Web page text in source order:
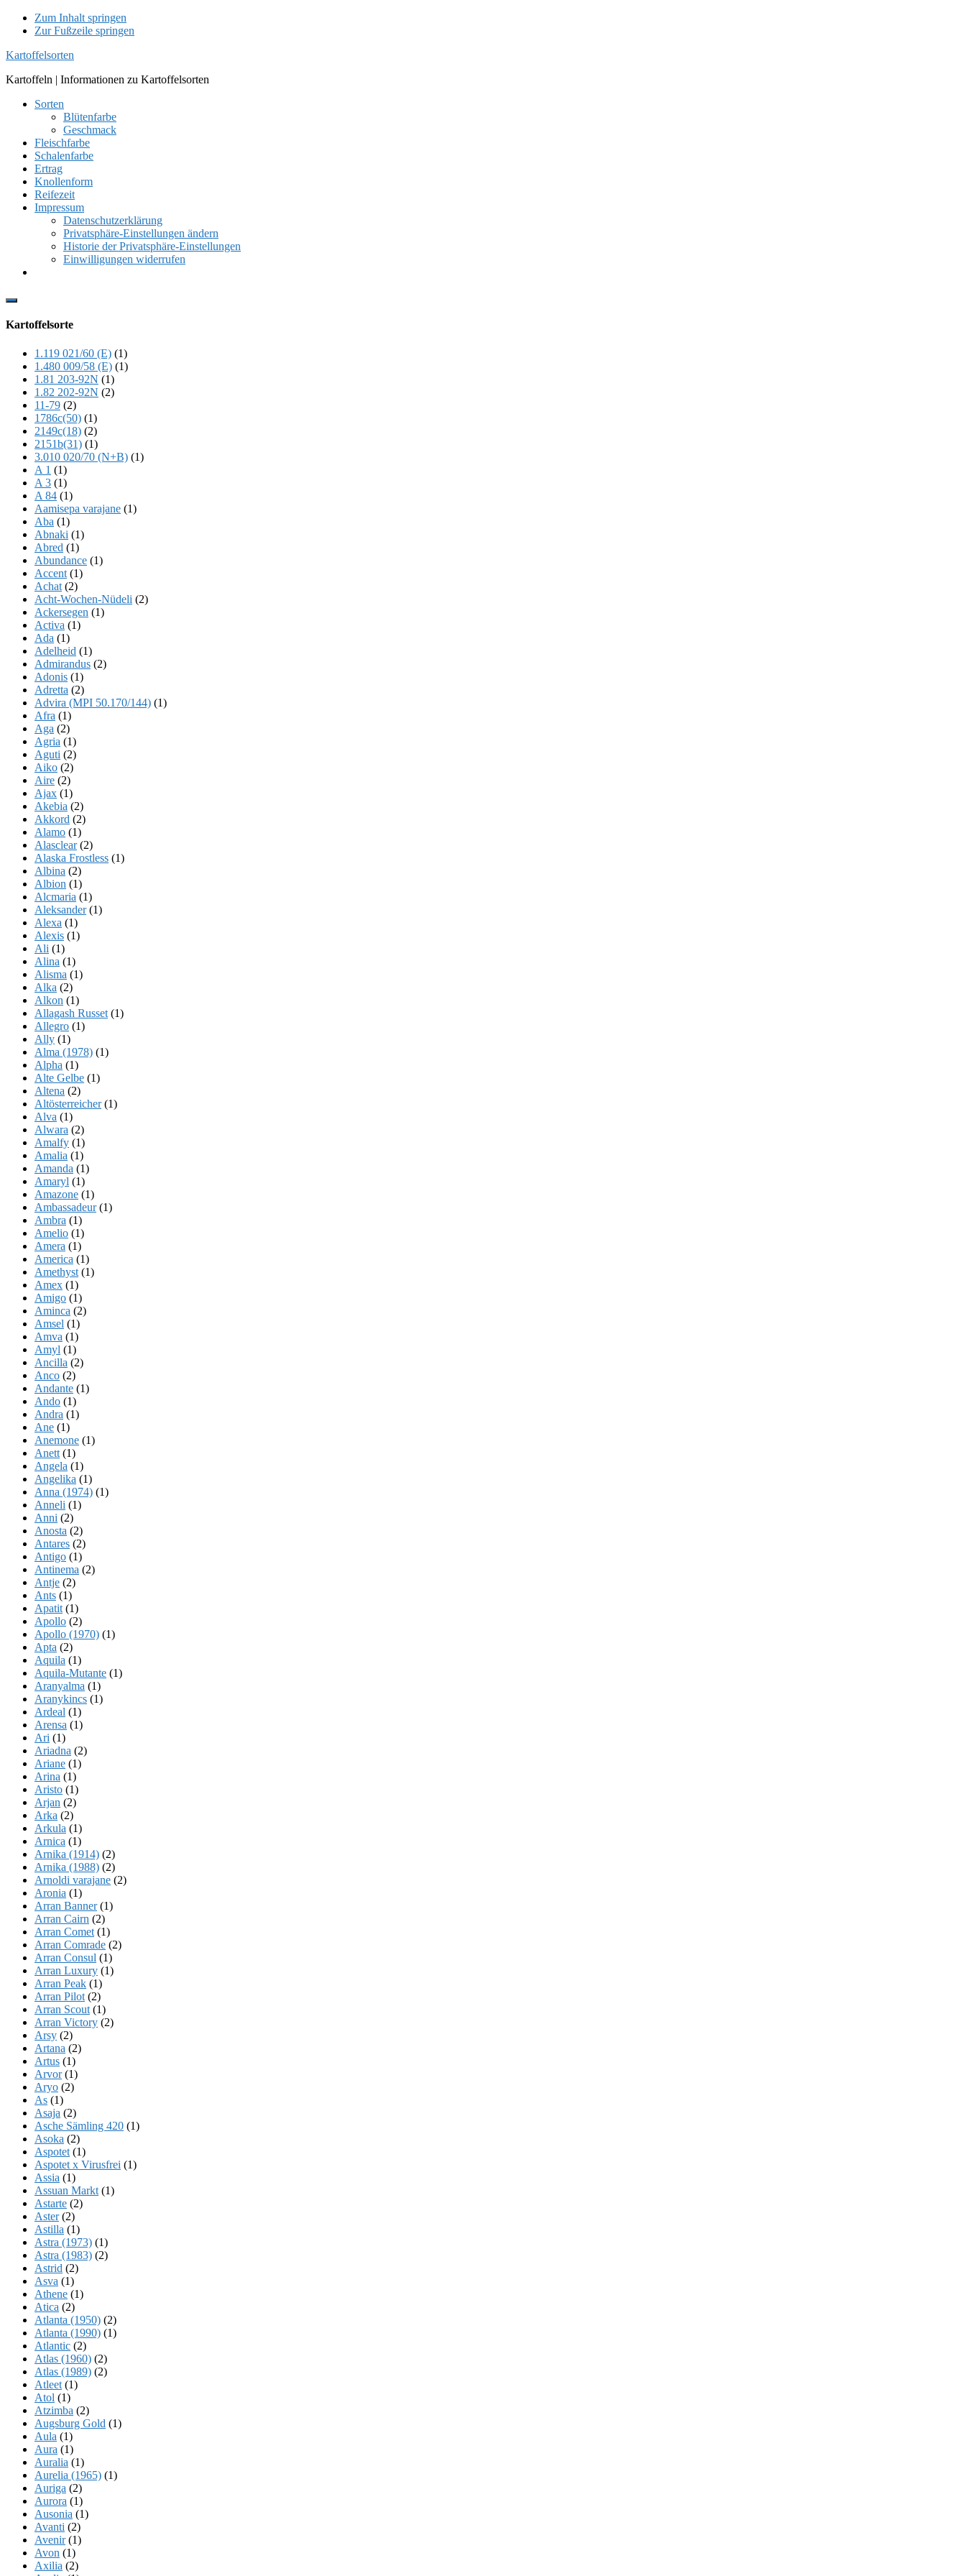
Zum Inhalt springen
Zur Fußzeile springen
Kartoffelsorten
Kartoffeln | Informationen zu Kartoffelsorten
Sorten
Blütenfarbe
Geschmack
Fleischfarbe
Schalenfarbe
Ertrag
Knollenform
Reifezeit
Impressum
Datenschutzerklärung
Privatsphäre-Einstellungen ändern
Historie der Privatsphäre-Einstellungen
Einwilligungen widerrufen
Show
Content
Kartoffelsorte
1.119 021/60 (E) (1)
1.480 009/58 (E) (1)
1.81 203-92N (1)
1.82 202-92N (2)
11-79 (2)
1786c(50) (1)
2149c(18) (2)
2151b(31) (1)
3.010 020/70 (N+B) (1)
A 1 (1)
A 3 (1)
A 84 (1)
Aamisepa varajane (1)
Aba (1)
Abnaki (1)
Abred (1)
Abundance (1)
Accent (1)
Achat (2)
Acht-Wochen-Nüdeli (2)
Ackersegen (1)
Activa (1)
Ada (1)
Adelheid (1)
Admirandus (2)
Adonis (1)
Adretta (2)
Advira (MPI 50.170/144) (1)
Afra (1)
Aga (2)
Agria (1)
Aguti (2)
Aiko (2)
Aire (2)
Ajax (1)
Akebia (2)
Akkord (2)
Alamo (1)
Alasclear(2)
Alaska Frostless (1)
Albina (2)
Albion (1)
Alcmaria (1)
Aleksander(1)
Alexa (1)
Alexis (1)
Ali (1)
Alina (1)
Alisma (1)
Alka (2)
Alkon (1)
Allagash Russet (1)
Allegro (1)
Ally (1)
Alma (1978) (1)
Alpha (1)
Alte Gelbe (1)
Altena (2)
Altösterreicher(1)
Alva (1)
Alwara (2)
Amalfy (1)
Amalia (1)
Amanda (1)
Amaryl (1)
Amazone (1)
Ambassadeur(1)
Ambra (1)
Amelio (1)
Amera (1)
America (1)
Amethyst (1)
Amex (1)
Amigo (1)
Aminca (2)
Amsel (1)
Amva (1)
Amyl (1)
Ancilla (2)
Anco (2)
Andante (1)
Ando (1)
Andra (1)
Ane (1)
Anemone (1)
Anett (1)
Angela (1)
Angelika (1)
Anna (1974) (1)
Anneli (1)
Anni (2)
Anosta (2)
Antares (2)
Antigo (1)
Antinema (2)
Antje (2)
Ants (1)
Apatit (1)
Apollo (2)
Apollo (1970) (1)
Apta (2)
Aquila (1)
Aquila-Mutante (1)
Aranyalma (1)
Aranykincs (1)
Ardeal (1)
Arensa (1)
Ari (1)
Ariadna (2)
Ariane (1)
Arina (1)
Aristo (1)
Arjan (2)
Arka (2)
Arkula (1)
Arnica (1)
Arnika (1914) (2)
Arnika (1988) (2)
Arnoldi varajane (2)
Aronia (1)
Arran Banner(1)
Arran Cairn (2)
Arran Comet (1)
Arran Comrade (2)
Arran Consul (1)
Arran Luxury (1)
Arran Peak (1)
Arran Pilot (2)
Arran Scout (1)
Arran Victory (2)
Arsy (2)
Artana (2)
Artus (1)
Arvor(1)
Aryo (2)
As (1)
Asaja (2)
Asche Sämling 420 (1)
Asoka (2)
Aspotet (1)
Aspotet x Virusfrei (1)
Assia (1)
Assuan Markt (1)
Astarte (2)
Aster(2)
Astilla (1)
Astra (1973) (1)
Astra (1983) (2)
Astrid (2)
Asva (1)
Athene (1)
Atica (2)
Atlanta (1950) (2)
Atlanta (1990) (1)
Atlantic (2)
Atlas (1960) (2)
Atlas (1989) (2)
Atleet (1)
Atol (1)
Atzimba (2)
Augsburg Gold (1)
Aula (1)
Aura (1)
Auralia (1)
Aurelia (1965) (1)
Auriga (2)
Aurora (1)
Ausonia (1)
Avanti (2)
Avenir(1)
Avon (1)
Axilia (2)